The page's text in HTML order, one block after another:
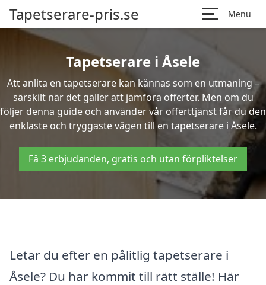
Tapetserare-pris.se Menu
Tapetserare i Åsele
Att anlita en tapetserare kan kännas som en utmaning –
särskilt när det gäller att jämföra offerter. Men om du
följer denna guide och använder vår offerttjänst får du den
enklaste och tryggaste vägen till en tapetserare i Åsele.
Få 3 erbjudanden, gratis och utan förpliktelser
Letar du efter en pålitlig tapetserare i
Åsele? Du har kommit till rätt ställe! Här